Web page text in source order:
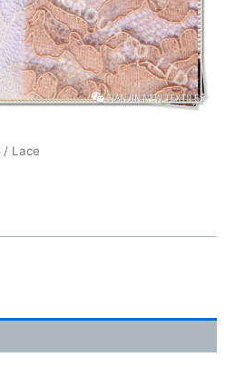
/ Lace